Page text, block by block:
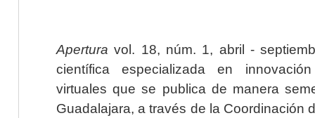
Apertura vol. 18, núm. 1, abril -
científica especializada en
virtuales que se publica de manera
Guadalajara, a través de la Coordinación